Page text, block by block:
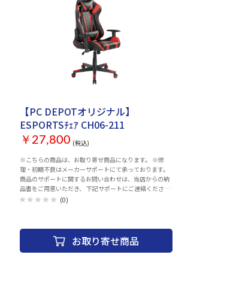
【PC DEPOTオリジナル】
ESPORTSﾁｪｱ CH06-211
￥27,800 (税込)
※こちらの商品は、お取り寄せ商品になります。 ※修
理・初期不良はメーカーサポートにて承っております。
商品のサポートに関するお問い合わせは、当店からの納
品書をご用意いただき、 下記サポートにご連絡くださ
い。 ※当店での返品・交換は行っておりません。 ＜お客
Leather フレーム素材：Steel ひじ掛けタイプ：Height
Adjustable Armrest 空圧レベル：100mm Class 3 Gas
Lift キャスタータイプ：Nylon Caster カラー：Black &
(0)
お取り寄せ商品